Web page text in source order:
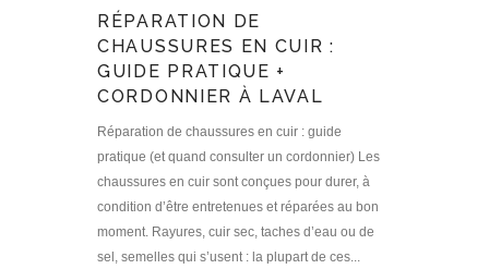
RÉPARATION DE
CHAUSSURES EN CUIR :
GUIDE PRATIQUE +
CORDONNIER À LAVAL
Réparation de chaussures en cuir : guide
pratique (et quand consulter un cordonnier) Les
chaussures en cuir sont conçues pour durer, à
condition d’être entretenues et réparées au bon
moment. Rayures, cuir sec, taches d’eau ou de
sel, semelles qui s’usent : la plupart de ces...